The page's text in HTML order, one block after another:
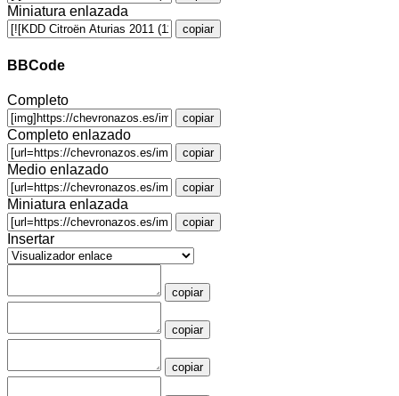
Miniatura enlazada
copiar
BBCode
Completo
copiar
Completo enlazado
copiar
Medio enlazado
copiar
Miniatura enlazada
copiar
Insertar
copiar
copiar
copiar